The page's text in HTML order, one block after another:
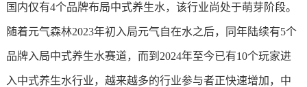
国内仅有4个品牌布局中式养生水，该行业尚处于萌芽阶段。
随着元气森林2023年初入局元气自在水之后，同年陆续有5个
品牌入局中式养生水赛道，而到2024年至今已有10个玩家进
入中式养生水行业，越来越多的行业参与者正快速增加，中